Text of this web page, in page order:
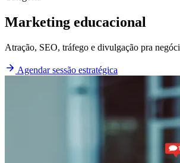
Marketing educacional
Atração, SEO, tráfego e divulgação pra
Agendar sessão estratégica